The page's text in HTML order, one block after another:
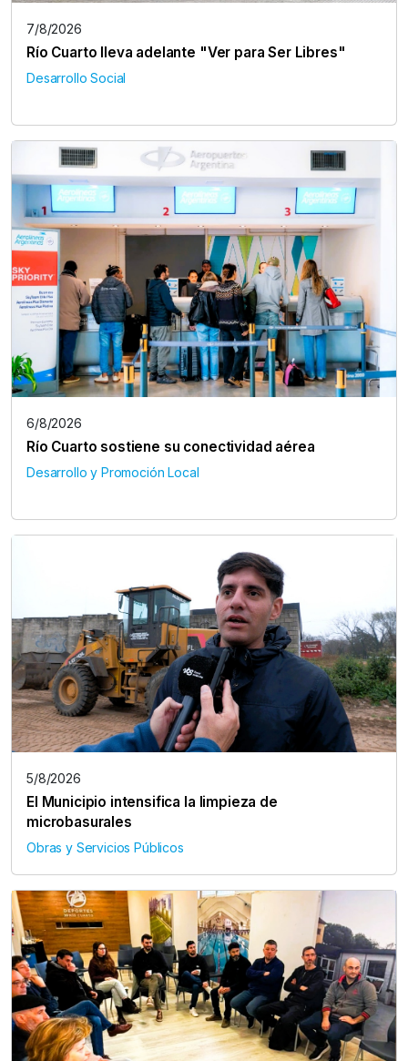
7/8/2026
Río Cuarto lleva adelante "Ver para Ser Libres"
Desarrollo Social
6/8/2026
Río Cuarto sostiene su conectividad aérea
Desarrollo y Promoción Local
5/8/2026
El Municipio intensifica la limpieza de
microbasurales
Obras y Servicios Públicos